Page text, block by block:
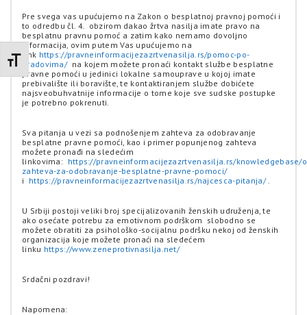
Promenite veličinu slova
Pre svega vas upućujemo na Zakon o besplatnoj pravnoj pomoći i
to odredbu čl. 4. obzirom dakao žrtva nasilja imate pravo na
besplatnu pravnu pomoć a zatim kako nemamo dovoljno
informacija, ovim putem Vas upućujemo na
link https://pravneinformacijezazrtvenasilja.rs/pomoc-po-
gradovima/na kojem možete pronaći kontakt službe besplatne
pravne pomoći u jedinici lokalne samouprave u kojoj imate
prebivalište ili boravište, te kontaktiranjem službe dobićete
najsveobuhvatnije informacije o tome koje sve sudske postupke
je potrebno pokrenuti.
Sva pitanja u vezi sa podnošenjem zahteva za odobravanje
besplatne pravne pomoći, kao i primer popunjenog zahteva
možete pronađi na sledećim
linkovima: https://pravneinformacijezazrtvenasilja.rs/knowledgebase/
zahteva-za-odobravanje-besplatne-pravne-pomoci/
i https://pravneinformacijezazrtvenasilja.rs/najcesca-pitanja/.
U Srbiji postoji veliki broj specijalizovanih ženskih udruženja, te
ako osećate potrebu za emotivnom podrškom slobodno se
možete obratiti za psihološko-socijalnu podršku nekoj od ženskih
organizacija koje možete pronaći na sledećem
linku https://www.zeneprotivnasilja.net/
Srdačni pozdravi!
Napomena: